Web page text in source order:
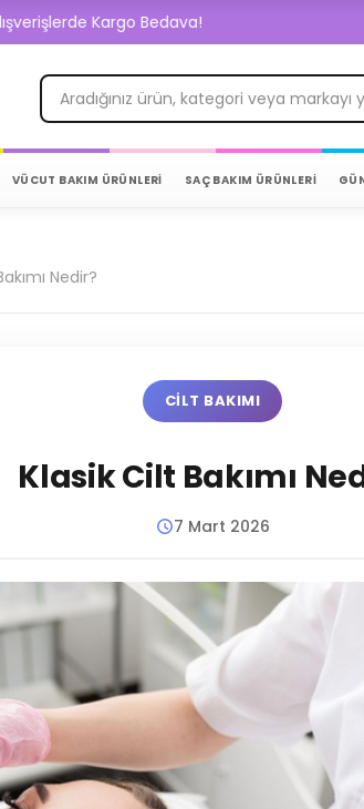
Kargo Bedava!
VÜCUT BAKIM ÜRÜNLERİ SAÇ BAKIM ÜRÜNLERİ
Nedir?
CILT BAKIMI
Klasik Cilt Bakımı
7 Mart 2026